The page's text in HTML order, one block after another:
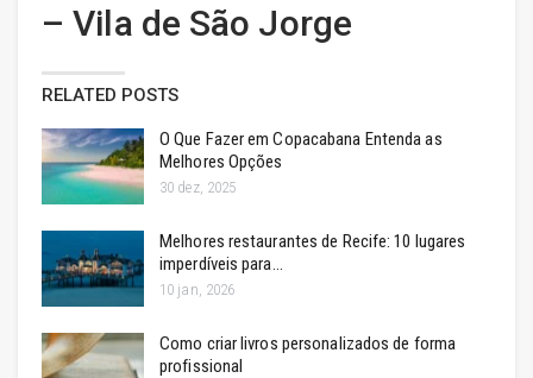
– Vila de São Jorge
RELATED POSTS
O Que Fazer em Copacabana Entenda as
Melhores Opções
30 dez, 2025
Melhores restaurantes de Recife: 10 lugares
imperdíveis para…
10 jan, 2026
Como criar livros personalizados de forma
profissional